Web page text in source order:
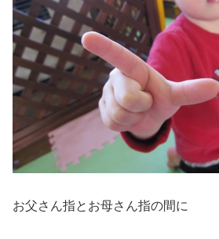
お父さん指とお母さん指の間に